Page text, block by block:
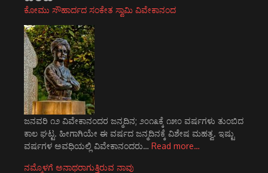
ಕೋಮು ಸೌಹಾರ್ದದ ಸಂಕೇತ ಸ್ವಾಮಿ ವಿವೇಕಾನಂದ
ಜನವರಿ ೧೨ ವಿವೇಕಾನಂದರ ಜನ್ಮದಿನ; ೨೦೧೩ಕ್ಕೆ ೧೫೦ ವರ್ಷಗಳು ತುಂಬಿದ
ಕಾಲ ಘಟ್ಟ. ಹೀಗಾಗಿಯೇ ಈ ವರ್ಷದ ಜನ್ಮದಿನಕ್ಕೆ ವಿಶೇಷ ಮಹತ್ವ. ಇಷ್ಟು
ವರ್ಷಗಳ ಅವಧಿಯಲ್ಲಿ ವಿವೇಕಾನಂದರು… Read more…
ನಮ್ಮೊಳಗೆ ಅನಾಥರಾಗುತ್ತಿರುವ ನಾವು